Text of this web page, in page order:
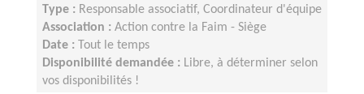
Type : Responsable associatif, Coordinateur d'équipe
Association : Action contre la Faim - Siège
Date :
Tout le temps
Disponibilité demandée : Libre, à déterminer selon
vos disponibilités !